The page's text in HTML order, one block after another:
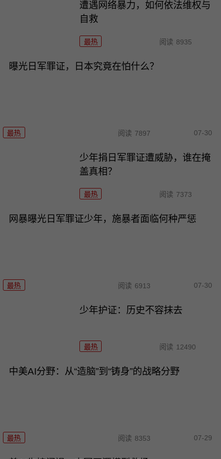
遭遇网络暴力，如何依法维权与
自救
最热 阅读 8935
曝光日军罪证，日本究竟在怕什么？
最热 阅读 7897 07-30
少年捐日军罪证遭威胁，谁在掩
盖真相？
最热 阅读 7373
网暴曝光日军罪证少年，施暴者面临何种严惩
最热 阅读 6913 07-30
少年护证：历史不容抹去
最热 阅读 12490
中美AI分野：从“造脑”到“铸身”的战略分野
最热 阅读 8353 07-29